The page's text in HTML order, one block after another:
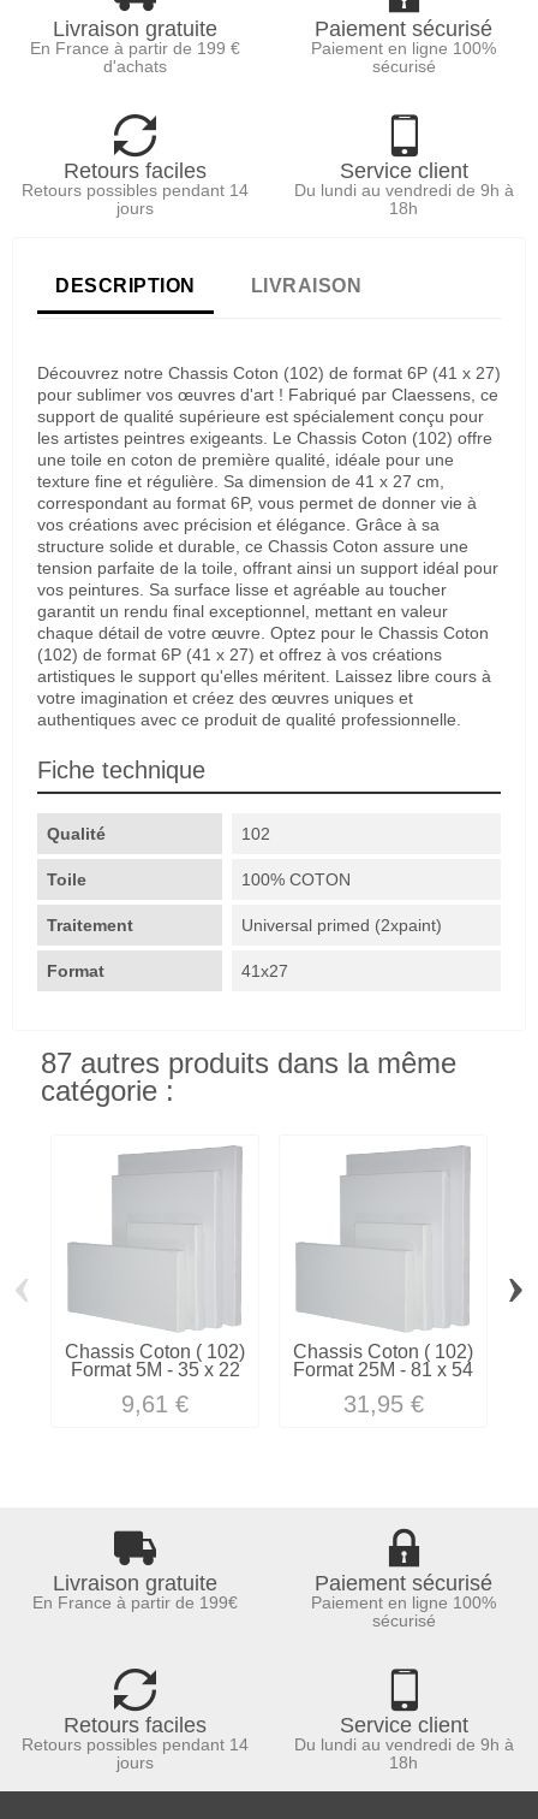
Livraison gratuite
En France à partir de 199 €
d'achats
Paiement sécurisé
Paiement en ligne 100%
sécurisé
Retours faciles
Retours possibles pendant 14
jours
Service client
Du lundi au vendredi de 9h à
18h
DESCRIPTION LIVRAISON
Découvrez notre Chassis Coton (102) de format 6P (41 x 27)
pour sublimer vos œuvres d'art ! Fabriqué par Claessens, ce
support de qualité supérieure est spécialement conçu pour
les artistes peintres exigeants. Le Chassis Coton (102) offre
une toile en coton de première qualité, idéale pour une
texture fine et régulière. Sa dimension de 41 x 27 cm,
correspondant au format 6P, vous permet de donner vie à
vos créations avec précision et élégance. Grâce à sa
structure solide et durable, ce Chassis Coton assure une
tension parfaite de la toile, offrant ainsi un support idéal pour
vos peintures. Sa surface lisse et agréable au toucher
garantit un rendu final exceptionnel, mettant en valeur
chaque détail de votre œuvre. Optez pour le Chassis Coton
(102) de format 6P (41 x 27) et offrez à vos créations
artistiques le support qu'elles méritent. Laissez libre cours à
votre imagination et créez des œuvres uniques et
authentiques avec ce produit de qualité professionnelle.
Fiche technique
Qualité 102
Toile 100% COTON
Traitement Universal primed (2xpaint)
Format 41x27
87 autres produits dans la même
catégorie :
Chassis Coton ( 102)
Format 5M - 35 x 22
9,61 €
Chassis Coton ( 102)
Format 25M - 81 x 54
31,95 €
‹ ›
Livraison gratuite
En France à partir de 199€
Paiement sécurisé
Paiement en ligne 100%
sécurisé
Retours faciles
Retours possibles pendant 14
jours
Service client
Du lundi au vendredi de 9h à
18h